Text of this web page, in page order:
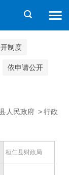
制度
依申请公开
人民政府 > 行政
桓仁县财政局